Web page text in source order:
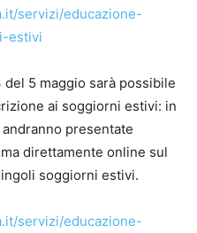
servizi/educazione-
estivi
5 maggio sarà possibile
ai soggiorni estivi: in
presentate
direttamente online sul
soggiorni estivi.
servizi/educazione-